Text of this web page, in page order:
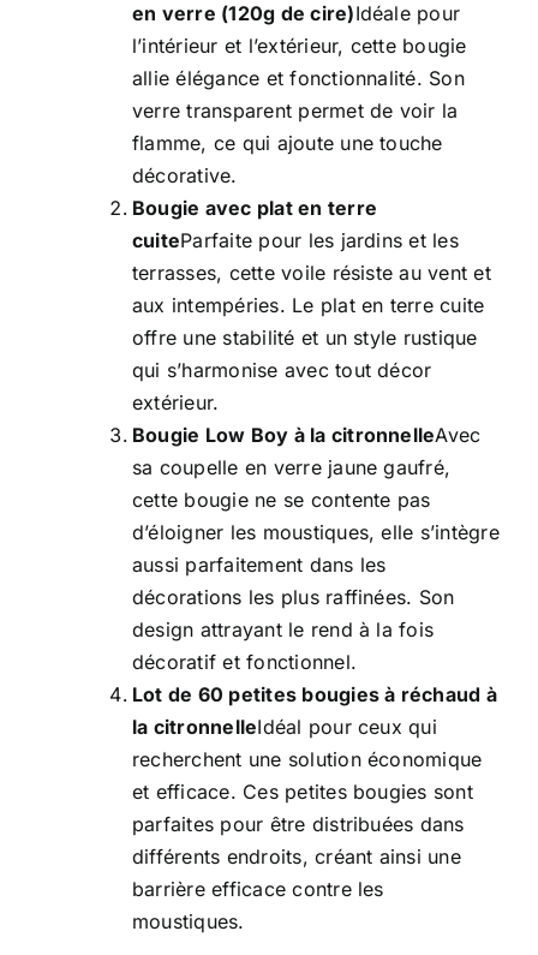
en verre (120g de cire)Idéale pour
l’intérieur et l’extérieur, cette bougie
allie élégance et fonctionnalité. Son
verre transparent permet de voir la
flamme, ce qui ajoute une touche
décorative.
Bougie avec plat en terre
cuiteParfaite pour les jardins et les
terrasses, cette voile résiste au vent et
aux intempéries. Le plat en terre cuite
offre une stabilité et un style rustique
qui s’harmonise avec tout décor
extérieur.
Bougie Low Boy à la citronnelleAvec
sa coupelle en verre jaune gaufré,
cette bougie ne se contente pas
d’éloigner les moustiques, elle s’intègre
aussi parfaitement dans les
décorations les plus raffinées. Son
design attrayant le rend à la fois
décoratif et fonctionnel.
Lot de 60 petites bougies à réchaud à
la citronnelleIdéal pour ceux qui
recherchent une solution économique
et efficace. Ces petites bougies sont
parfaites pour être distribuées dans
différents endroits, créant ainsi une
barrière efficace contre les
moustiques.